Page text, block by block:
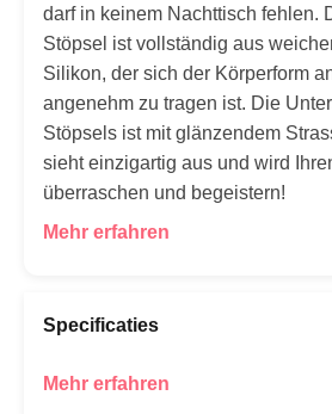
darf in keinem Nachttisch fehlen.
Stöpsel ist vollständig aus
Silikon, der sich der Körperform
angenehm zu tragen ist. Die
Stöpsels ist mit glänzendem
sieht einzigartig aus und wird
überraschen und begeistern!
Mehr erfahren
Specificaties
Mehr erfahren